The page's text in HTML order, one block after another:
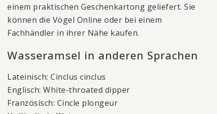
einem praktischen Geschenkartong geliefert. Sie
können die Vögel Online oder bei einem
Fachhändler in ihrer Nähe kaufen.
Wasseramsel in anderen Sprachen
Lateinisch: Cinclus cinclus
Englisch: White-throated dipper
Französisch: Cincle plongeur